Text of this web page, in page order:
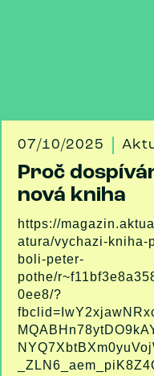
07/10/2025
Proč
nová kniha
https://
atura/vychazi-kniha-
boli-peter-
pothe/
0ee8/?